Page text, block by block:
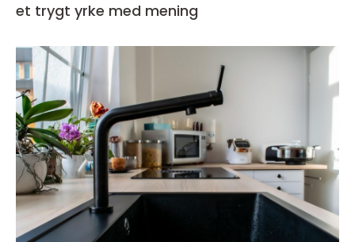
et trygt yrke med mening